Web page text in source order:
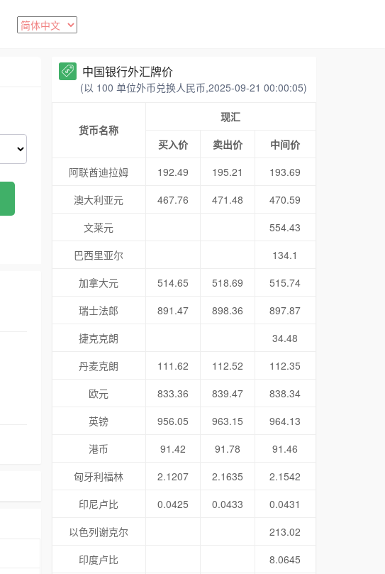
中国银行外汇牌价
(以 100 单位外币兑换人民币,2025-09-21 00:00:05)
货币名称
现汇
买入价
卖出价
中间价
阿联酋迪拉姆
192.49 195.21
193.69
澳大利亚元
467.76 471.48
470.59
文莱元
554.43
巴西里亚尔
134.1
加拿大元
514.65 518.69
515.74
瑞士法郎
891.47 898.36
897.87
捷克克朗
34.48
丹麦克朗
111.62 112.52
112.35
欧元
833.36 839.47
838.34
英镑
956.05 963.15
964.13
港币
91.42 91.78
91.46
匈牙利福林
2.1207 2.1635
2.1542
印尼卢比
0.0425 0.0433
0.0431
以色列谢克尔
213.02
印度卢比
8.0645